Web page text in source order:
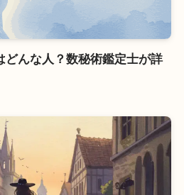
どんな人？数秘術鑑定士が詳